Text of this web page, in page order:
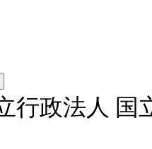
行政法人 国